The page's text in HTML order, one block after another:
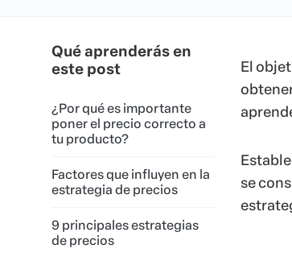
Qué aprenderás en
este post
¿Por qué es importante
poner el precio correcto a
tu producto?
Factores que influyen en la
estrategia de precios
9 principales estrategias
de precios
El
se